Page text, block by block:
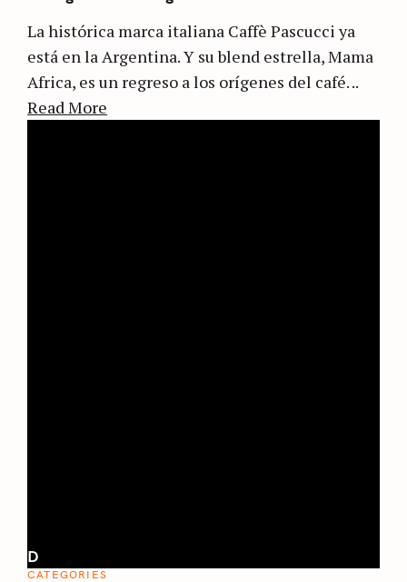
La histórica marca italiana Caffè Pascucci ya
está en la Argentina. Y su blend estrella, Mama
Africa, es un regreso a los orígenes del café. ..
Read More
D
CATEGORIES